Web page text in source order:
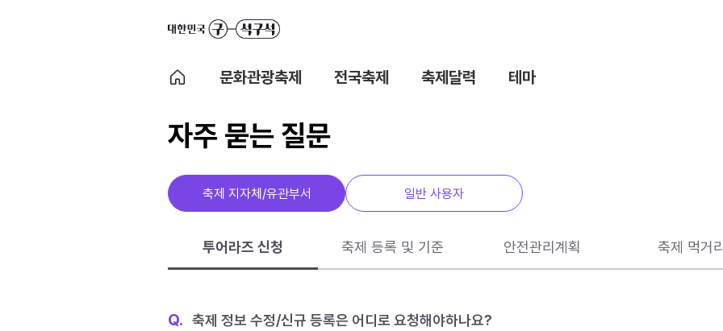
문화관광축제 전국축제 축제달력 테마
자주 묻는 질문
축제 지자체/유관부서 일반 사용자
투어라즈 신청 축제 등록 및 기준 안전관리계획 축제 먹거리
Q. 축제 정보 수정/신규 등록은 어디로 요청해야하나요?